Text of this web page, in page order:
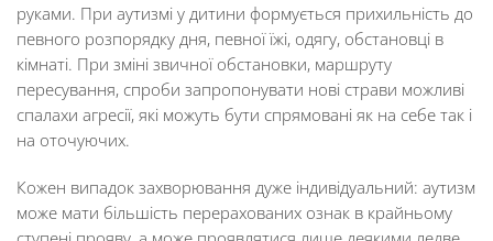
руками. При аутизмі у дитини формується прихильність до
певного розпорядку дня, певної їжі, одягу, обстановці в
кімнаті. При зміні звичної обстановки, маршруту
пересування, спроби запропонувати нові страви можливі
спалахи агресії, які можуть бути спрямовані як на себе так і
на оточуючих.
Кожен випадок захворювання дуже індивідуальний: аутизм
може мати більшість перерахованих ознак в крайньому